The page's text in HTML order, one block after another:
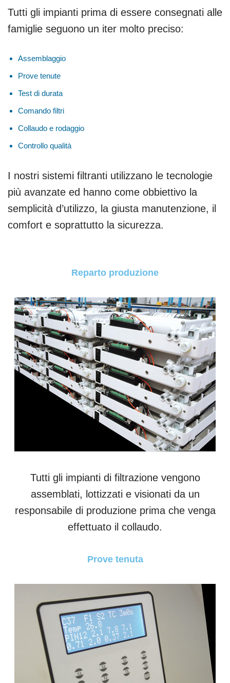
Tutti gli impianti prima di essere consegnati alle
famiglie seguono un iter molto preciso:
Assemblaggio
Prove tenute
Test di durata
Comando filtri
Collaudo e rodaggio
Controllo qualità
I nostri sistemi filtranti utilizzano le tecnologie
più avanzate ed hanno come obbiettivo la
semplicità d’utilizzo, la giusta manutenzione, il
comfort e soprattutto la sicurezza.
Reparto produzione
Tutti gli impianti di filtrazione vengono
assemblati, lottizzati e visionati da un
responsabile di produzione prima che venga
effettuato il collaudo.
Prove tenuta